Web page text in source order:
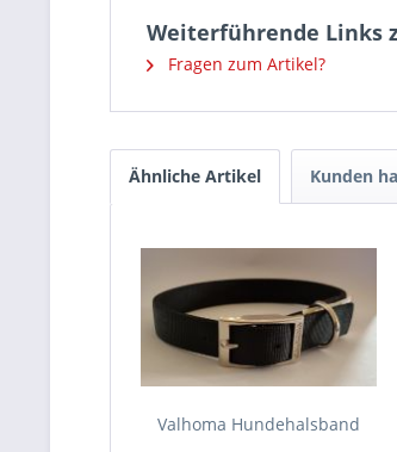
Weiterführende Links
Fragen zum Artikel?
Ähnliche Artikel Kunden
Valhoma Hundehalsband